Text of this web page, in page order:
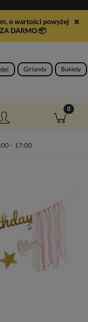
o wartości powyżej
DARMO📦
Girlandy Bukiety
- 17:00